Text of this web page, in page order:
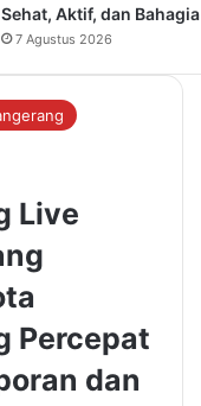
Sehat, Aktif, dan Bahagia
7 Agustus 2026